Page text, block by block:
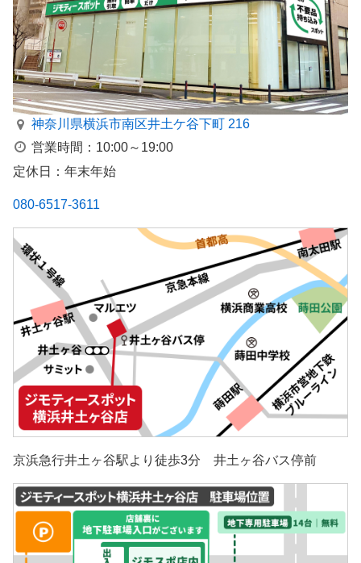
神奈川県横浜市南区井⼟ケ⾕下町 216
営業時間：10:00～19:00
定休日：年末年始
080-6517-3611
京浜急行井土ヶ谷駅より徒歩3分 井土ヶ谷バス停前